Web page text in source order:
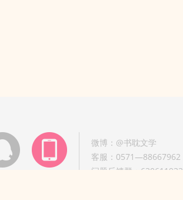
微博：@书耽文学
客服：0571—88667962
问题反馈群：630611933